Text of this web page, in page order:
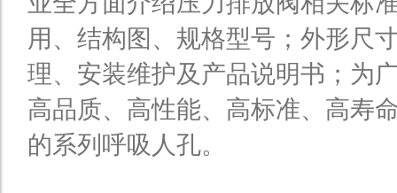
用、结构图、规格型号；外形尺
理、安装维护及产品说明书；为
高品质、高性能、高标准、高寿
的系列呼吸人孔。